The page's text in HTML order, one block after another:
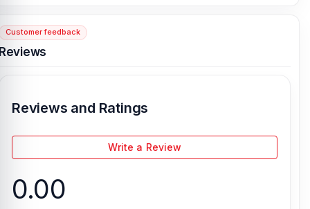
vc_column][/vc_row]
Customer feedback
Reviews and Ratings
Write a Review
0.00